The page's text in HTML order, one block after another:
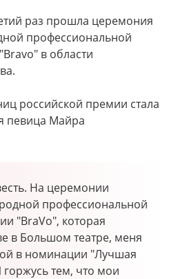
раз прошла церемония
профессиональной
в области
российской премии стала
певица Майра
На церемонии
профессиональной
"BraVo", которая
в Большом театре, меня
в номинации "Лучшая
тем, что мои